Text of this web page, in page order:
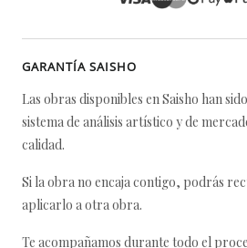
GARANTÍA SAISHO
Las obras disponibles en Saisho han
sistema de análisis artístico y de
calidad.
Si la obra no encaja contigo, podrás
aplicarlo a otra obra.
Te acompañamos durante todo el